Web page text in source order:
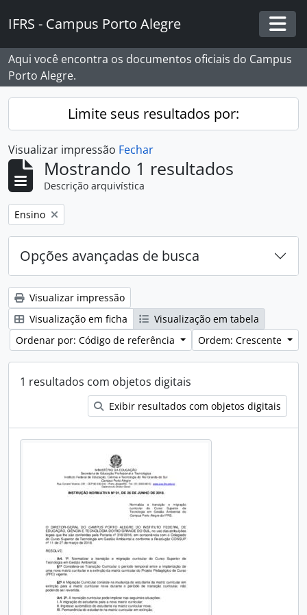
IFRS - Campus Porto Alegre
Aqui você encontra os documentos oficiais do Campus
Porto Alegre.
Limite seus resultados por:
Visualizar impressão Fechar
Mostrando 1 resultados
Descrição arquivística
Remover filtro:
Ensino
Opções avançadas de busca
Visualizar impressão
Visualização em ficha
Visualização em tabela
Ordenar por: Código de referência
Ordem: Crescente
1 resultados com objetos digitais
Exibir resultados com objetos digitais